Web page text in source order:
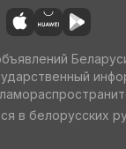
в белорусских